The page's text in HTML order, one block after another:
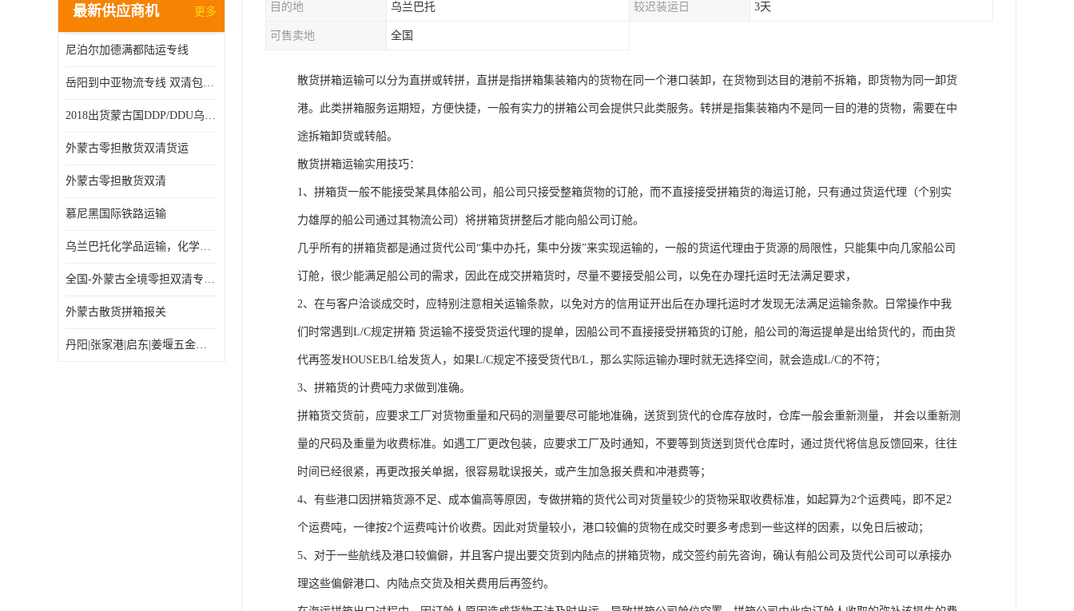
最新供应商机 更多
尼泊尔加德满都陆运专线
岳阳到中亚物流专线 双清包税 一站服务
2018出货蒙古国DDP/DDU乌兰巴托双清国际物流专线
外蒙古零担散货双清货运
外蒙古零担散货双清
慕尼黑国际铁路运输
乌兰巴托化学品运输，化学品怎么运到乌兰巴托
全国-外蒙古全境零担双清专线/外蒙古DDP双清
外蒙古散货拼箱报关
丹阳|张家港|启东|姜堰五金机电工具出口乌兰巴托怎么运输较划算
目的地 乌兰巴托 较迟装运日 3天
可售卖地 全国
散货拼箱运输可以分为直拼或转拼，直拼是指拼箱集装箱内的货物在同一个港口装卸，在货物到达目的港前不拆箱，即货物为同一卸货
港。此类拼箱服务运期短，方便快捷，一般有实力的拼箱公司会提供只此类服务。转拼是指集装箱内不是同一目的港的货物，需要在中
途拆箱卸货或转船。
散货拼箱运输实用技巧：
1、拼箱货一般不能接受某具体船公司，船公司只接受整箱货物的订舱，而不直接接受拼箱货的海运订舱，只有通过货运代理（个别实
力雄厚的船公司通过其物流公司）将拼箱货拼整后才能向船公司订舱。
几乎所有的拼箱货都是通过货代公司“集中办托，集中分拨”来实现运输的，一般的货运代理由于货源的局限性，只能集中向几家船公司
订舱，很少能满足船公司的需求，因此在成交拼箱货时，尽量不要接受船公司，以免在办理托运时无法满足要求，
2、在与客户洽谈成交时，应特别注意相关运输条款，以免对方的信用证开出后在办理托运时才发现无法满足运输条款。日常操作中我
们时常遇到L/C规定拼箱 货运输不接受货运代理的提单，因船公司不直接接受拼箱货的订舱，船公司的海运提单是出给货代的，而由货
代再签发HOUSEB/L给发货人，如果L/C规定不接受货代B/L，那么实际运输办理时就无选择空间，就会造成L/C的不符；
3、拼箱货的计费吨力求做到准确。
拼箱货交货前，应要求工厂对货物重量和尺码的测量要尽可能地准确，送货到货代的仓库存放时，仓库一般会重新测量， 并会以重新测
量的尺码及重量为收费标准。如遇工厂更改包装，应要求工厂及时通知，不要等到货送到货代仓库时，通过货代将信息反馈回来，往往
时间已经很紧，再更改报关单据，很容易耽误报关，或产生加急报关费和冲港费等；
4、有些港口因拼箱货源不足、成本偏高等原因，专做拼箱的货代公司对货量较少的货物采取收费标准，如起算为2个运费吨，即不足2
个运费吨，一律按2个运费吨计价收费。因此对货量较小，港口较偏的货物在成交时要多考虑到一些这样的因素，以免日后被动；
5、对于一些航线及港口较偏僻，并且客户提出要交货到内陆点的拼箱货物，成交签约前先咨询，确认有船公司及货代公司可以承接办
理这些偏僻港口、内陆点交货及相关费用后再签约。